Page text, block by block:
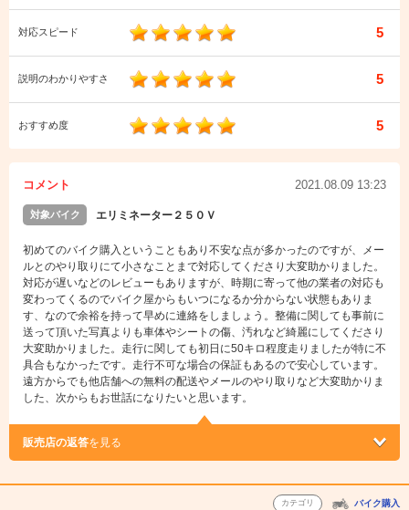
対応スピード 5
説明のわかりやすさ 5
おすすめ度 5
コメント 2021.08.09 13:23
対象バイク エリミネーター２５０Ｖ
初めてのバイク購入ということもあり不安な点が多かったのですが、メー
ルとのやり取りにて小さなことまで対応してくださり大変助かりました。
対応が遅いなどのレビューもありますが、時期に寄って他の業者の対応も
変わってくるのでバイク屋からもいつになるか分からない状態もありま
す、なので余裕を持って早めに連絡をしましょう。整備に関しても事前に
送って頂いた写真よりも車体やシートの傷、汚れなど綺麗にしてくださり
大変助かりました。走行に関しても初日に50キロ程度走りましたが特に不
具合もなかったです。走行不可な場合の保証もあるので安心しています。
遠方からでも他店舗への無料の配送やメールのやり取りなど大変助かりま
した、次からもお世話になりたいと思います。
販売店の返答を見る
カテゴリ バイク購入